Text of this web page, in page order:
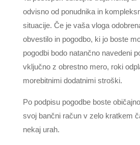
odvisno od ponudnika in
situacije. Če je vaša vloga
obvestilo in pogodbo, ki jo boste
pogodbi bodo natančno navedeni
vključno z obrestno mero, roki
morebitnimi dodatnimi stroški.
Po podpisu pogodbe boste
svoj bančni račun v zelo kratkem
nekaj urah.